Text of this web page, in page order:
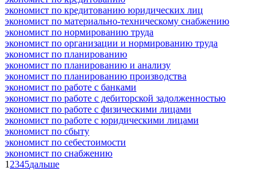
экономист по кредитованию юридических лиц
экономист по материально-техническому снабжению
экономист по нормированию труда
экономист по организации и нормированию труда
экономист по планированию
экономист по планированию и анализу
экономист по планированию производства
экономист по работе с банками
экономист по работе с дебиторской задолженностью
экономист по работе с физическими лицами
экономист по работе с юридическими лицами
экономист по сбыту
экономист по себестоимости
экономист по снабжению
1 2345дальше